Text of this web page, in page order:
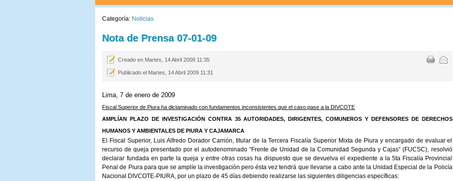
Categoría: Noticias
Nota de Prensa 07-01-09
Creado en Martes, 14 Abril 2009 11:35
Publicado el Martes, 14 Abril 2009 11:31
Lima, 7 de enero de 2009
Fiscal Superior de Piura ha dictaminado con fundamentos inconsistentes que el caso pase a la DIVCOTE
AMPLÍAN PLAZO DE INVESTIGACIÓN CONTRA 35 AUTORIDADES, DIRIGENTES, COMUNEROS Y DEFENSORES DE DERECHOS
HUMANOS Y AMBIENTALES DE PIURA Y CAJAMARCA
El Fiscal Superior, Luis Alfredo Dorador Carrión, titular de la Tercera Fiscalía Superior Mixta de Piura y encargado de evaluar el
recurso de queja presentado por el autodenominado “Frente de Unidad de la Comunidad Segunda y Cajas” (FUCSC), resolvió
declarar fundada en parte la queja y entre otras cosas ha dispuesto que se devuelva el expediente a la 5ta Fiscalía Provincial
Penal de Piura para que se amplíe la investigación pero ésta vez tendrá que llevarse a cabo ante la Unidad Especial de la Policía
Nacional DIVCOTE-PIURA, por un plazo de 45 días debiendo realizarse las siguientes diligencias específicas: